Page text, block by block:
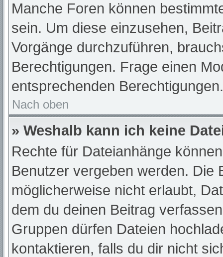
Manche Foren können
sein. Um diese einzusehen,
Vorgänge durchzuführen,
Berechtigungen. Frage einen
entsprechenden Berechtigungen.
Nach oben
» Weshalb kann ich keine
Rechte für Dateianhänge
Benutzer vergeben werden. Die
möglicherweise nicht erlaubt,
dem du deinen Beitrag
Gruppen dürfen Dateien
kontaktieren, falls du dir nicht